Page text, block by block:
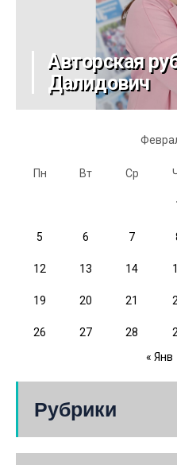
Авторская
Далидович
Пн Вт Ср
5 6 7
12 13 14
19 20 21
26 27 28
« Янв
Рубрики